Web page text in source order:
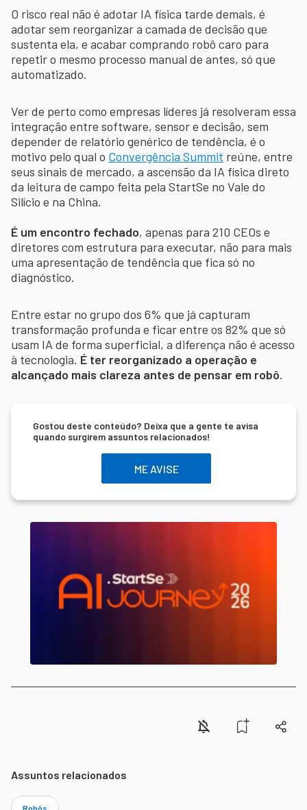
O risco real não é adotar IA física tarde demais, é
adotar sem reorganizar a camada de decisão que
sustenta ela, e acabar comprando robô caro para
repetir o mesmo processo manual de antes, só que
automatizado.
Ver de perto como empresas líderes já resolveram essa
integração entre software, sensor e decisão, sem
depender de relatório genérico de tendência, é o
motivo pelo qual o Convergência Summit reúne, entre
seus sinais de mercado, a ascensão da IA física direto
da leitura de campo feita pela StartSe no Vale do
Silício e na China.
É um encontro fechado, apenas para 210 CEOs e
diretores com estrutura para executar, não para mais
uma apresentação de tendência que fica só no
diagnóstico.
Entre estar no grupo dos 6% que já capturam
transformação profunda e ficar entre os 82% que só
usam IA de forma superficial, a diferença não é acesso
à tecnologia. É ter reorganizado a operação e
alcançado mais clareza antes de pensar em robô.
Gostou deste conteúdo? Deixa que a gente te avisa
quando surgirem assuntos relacionados!
ME AVISE
Assuntos relacionados
Robôs